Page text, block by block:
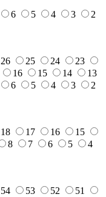
6 5 4 3
2
26 25 24
23
16 15 14
13
6 5 4 3
2
18 17 16
15
8 7 6 5
4
54 53 52
51